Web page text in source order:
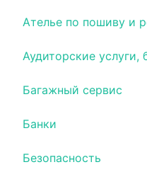
Ателье по пошиву и
Аудиторские услуги,
Багажный сервис
Банки
Безопасность